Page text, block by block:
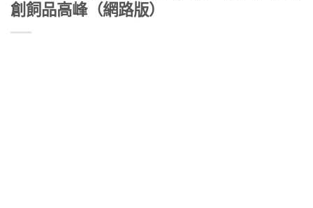
創飼品高峰（網路版）